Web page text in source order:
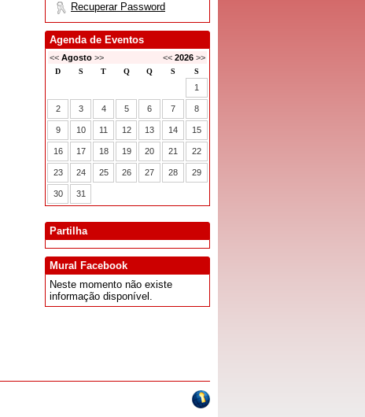
Recuperar Password
Agenda de Eventos
Partilha
Mural Facebook
Neste momento não existe
informação disponível.